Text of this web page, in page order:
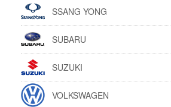
SSANG YONG
SUBARU
SUZUKI
VOLKSWAGEN